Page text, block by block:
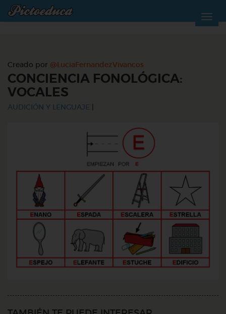
Creado por @LuciaFernandezVivancos
CONCIENCIA FONOLÓGICA:
VOCALES
AUDICIÓN Y LENGUAJE